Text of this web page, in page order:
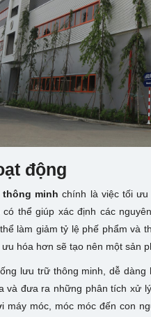
động
thông minhchính là việc tối
thể giúp xác định các
làm giảm tỷ lệ phế phẩm và
hóa hơn sẽ tạo nên một sản
lưu trữ thông minh, dễ
và đưa ra những phân tích xử
máy móc, móc móc đến con